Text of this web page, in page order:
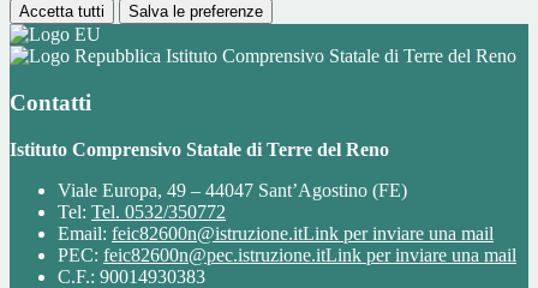
Accetta tutti Salva le preferenze
Istituto Comprensivo Statale di Terre del Reno
Contatti
Istituto Comprensivo Statale di Terre del Reno
Viale Europa, 49 – 44047 Sant’Agostino (FE)
Tel: Tel. 0532/350772
Email: feic82600n@istruzione.itLink per inviare una mail
PEC: feic82600n@pec.istruzione.itLink per inviare una mail
C.F.: 90014930383